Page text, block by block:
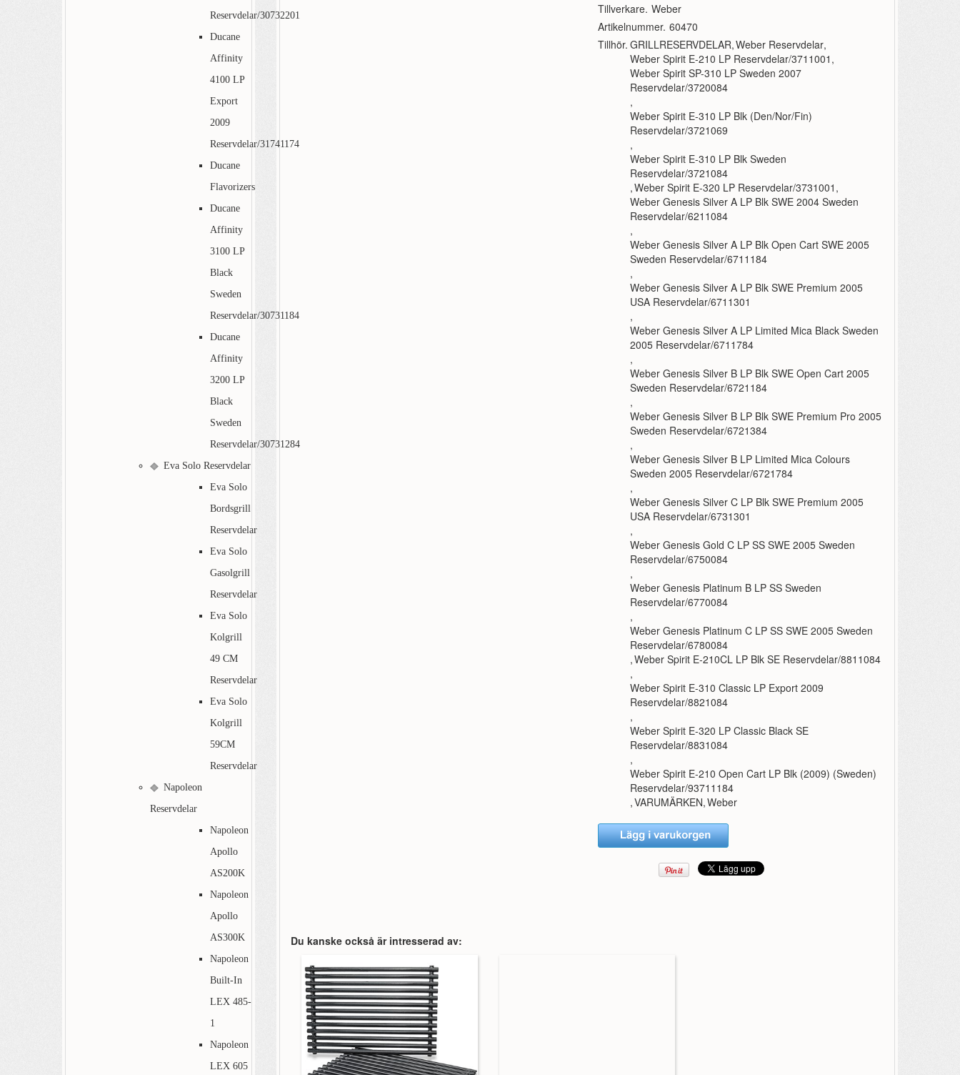
Tillverkare. Weber
Artikelnummer. 60470
Tillhör. GRILLRESERVDELAR,Weber Reservdelar,
Weber Spirit E-210 LP Reservdelar/3711001 ,
Weber Spirit SP-310 LP Sweden 2007
Reservdelar/3720084
,
Weber Spirit E-310 LP Blk (Den/Nor/Fin)
Reservdelar/3721069
,
Weber Spirit E-310 LP Blk Sweden
Reservdelar/3721084
,Weber Spirit E-320 LP Reservdelar/3731001 ,
Weber Genesis Silver A LP Blk SWE 2004 Sweden
Reservdelar/6211084
,
Weber Genesis Silver A LP Blk Open Cart SWE 2005
Sweden Reservdelar/6711184
,
Weber Genesis Silver A LP Blk SWE Premium 2005
USA Reservdelar/6711301
,
Weber Genesis Silver A LP Limited Mica Black Sweden
2005 Reservdelar/6711784
,
Weber Genesis Silver B LP Blk SWE Open Cart 2005
Sweden Reservdelar/6721184
,
Weber Genesis Silver B LP Blk SWE Premium Pro 2005
Sweden Reservdelar/6721384
,
Weber Genesis Silver B LP Limited Mica Colours
Sweden 2005 Reservdelar/6721784
,
Weber Genesis Silver C LP Blk SWE Premium 2005
USA Reservdelar/6731301
,
Weber Genesis Gold C LP SS SWE 2005 Sweden
Reservdelar/6750084
,
Weber Genesis Platinum B LP SS Sweden
Reservdelar/6770084
,
Weber Genesis Platinum C LP SS SWE 2005 Sweden
Reservdelar/6780084
,Weber Spirit E-210CL LP Blk SE Reservdelar/8811084
,
Weber Spirit E-310 Classic LP Export 2009
Reservdelar/8821084
,
Weber Spirit E-320 LP Classic Black SE
Reservdelar/8831084
,
Weber Spirit E-210 Open Cart LP Blk (2009) (Sweden)
Reservdelar/93711184
,VARUMÄRKEN,Weber
Du kanske också är intresserad av:
Reservdelar/30732201
Ducane
Affinity
4100 LP
Export
2009
Reservdelar/31741174
Ducane
Flavorizers
Ducane
Affinity
3100 LP
Black
Sweden
Reservdelar/30731184
Ducane
Affinity
3200 LP
Black
Sweden
Reservdelar/30731284
Eva Solo Reservdelar
Eva Solo
Bordsgrill
Reservdelar
Eva Solo
Gasolgrill
Reservdelar
Eva Solo
Kolgrill
49 CM
Reservdelar
Eva Solo
Kolgrill
59CM
Reservdelar
Napoleon
Reservdelar
Napoleon
Apollo
AS200K
Napoleon
Apollo
AS300K
Napoleon
Built-In
LEX 485-
1
Napoleon
LEX 605